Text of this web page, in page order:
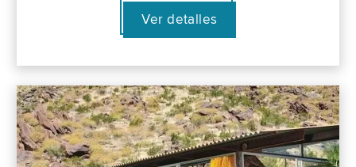
Ver detalles